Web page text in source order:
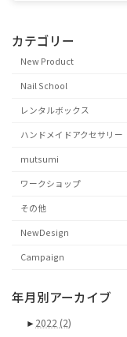
カテゴリー
New Product
Nail School
レンタルボックス
ハンドメイドアクセサリー
mutsumi
ワークショップ
その他
NewDesign
Campaign
年月別アーカイブ
►2022 (2)